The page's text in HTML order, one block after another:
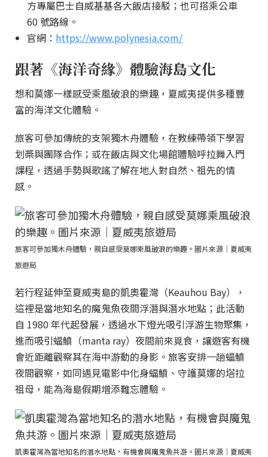
方專屬巴士自威基基各大飯店接駁；也可搭乘公車
60 號路線。
官網： https://www.polynesia.com/
跟著《海洋奇緣》體驗海島文化
想和莫娜一樣感受乘風破浪的樂趣，夏威夷提供多種豐
富的海洋文化體驗。
旅客可參加傳統的支架獨木舟體驗，在教練帶領下學習
划槳與團隊合作；或在飯店與文化場館體驗呼拉舞入門
課程，透過手勢與歌謠了解在地人對自然、祖先的情
感。
旅客可參加獨木舟體驗，親自感受莫娜乘風破浪的樂趣。圖片來源｜夏威夷
旅遊局
若行程延伸至夏威夷島的凱奧霍灣（Keauhou Bay），
這裡是當地知名的魔鬼魚夜間浮潛與潛水地點；此活動
自 1980 年代起發展，透過水下燈光吸引浮游生物聚集，
進而吸引蝠鱝（manta ray）夜間前來覓食，讓遊客有機
會近距離觀察其在海中游動的身影。旅客安排一趟蝠鱝
夜間觀察，如同遇見電影中化身蝠鱝、守護莫娜的塔拉
祖母，能為海島假期增添難忘體驗。
凱奧霍灣為當地知名的潛水地點，有機會與魔鬼魚共游。圖片來源｜夏威夷